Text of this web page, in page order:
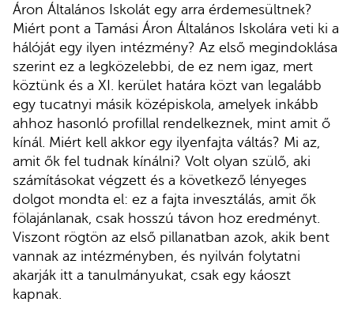
Áron Általános Iskolát egy arra érdemesültnek?
Miért pont a Tamási Áron Általános Iskolára veti ki a
hálóját egy ilyen intézmény? Az első megindoklása
szerint ez a legközelebbi, de ez nem igaz, mert
köztünk és a XI. kerület határa közt van legalább
egy tucatnyi másik középiskola, amelyek inkább
ahhoz hasonló profillal rendelkeznek, mint amit ő
kínál. Miért kell akkor egy ilyenfajta váltás? Mi az,
amit ők fel tudnak kínálni? Volt olyan szülő, aki
számításokat végzett és a következő lényeges
dolgot mondta el: ez a fajta invesztálás, amit ők
fölajánlanak, csak hosszú távon hoz eredményt.
Viszont rögtön az első pillanatban azok, akik bent
vannak az intézményben, és nyilván folytatni
akarják itt a tanulmányukat, csak egy káoszt
kapnak.